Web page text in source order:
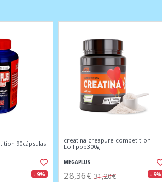
90cápsulas
- 9%
creatina creapure competition
Lollipop300g
MEGAPLUS
28,36€ 31,20€ - 9%